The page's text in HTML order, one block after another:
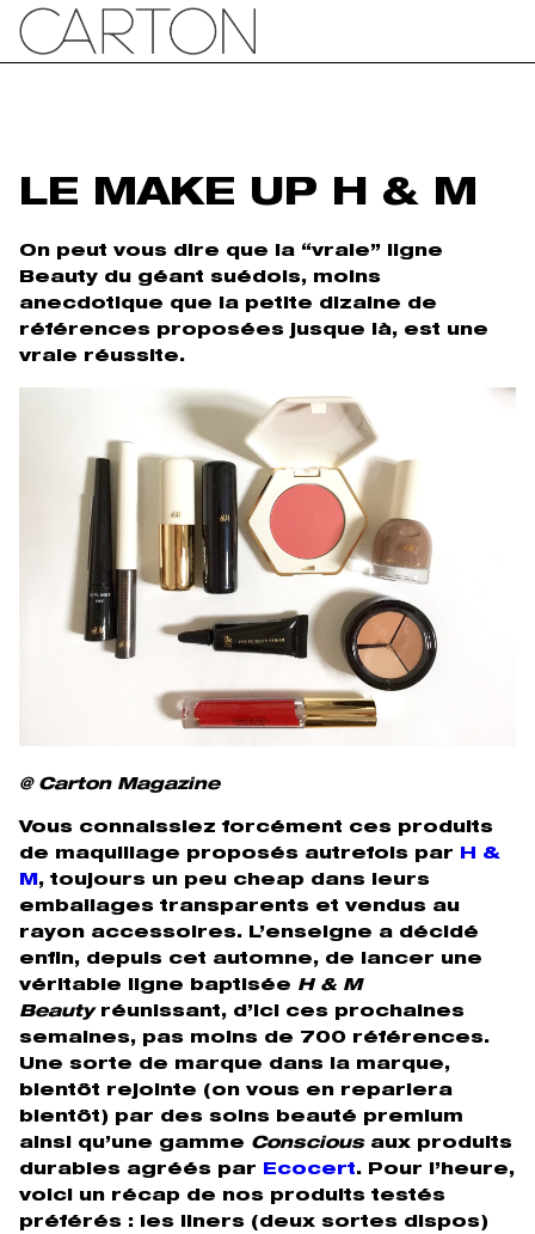
LE MAKE UP H & M
On peut vous dire que la “vraie” ligne
Beauty du géant suédois, moins
anecdotique que la petite dizaine de
références proposées jusque là, est une
vraie réussite.
@ Carton Magazine
Vous connaissiez forcément ces produits
de maquillage proposés autrefois par H &
M, toujours un peu cheap dans leurs
emballages transparents et vendus au
rayon accessoires. L’enseigne a décidé
enfin, depuis cet automne, de lancer une
véritable ligne baptisée H & M
Beautyréunissant, d’ici ces prochaines
semaines, pas moins de 700 références.
Une sorte de marque dans la marque,
bientôt rejointe (on vous en reparlera
bientôt) par des soins beauté premium
ainsi qu’une gamme Consciousaux produits
durables agréés par Ecocert. Pour l’heure,
voici un récap de nos produits testés
préférés : les liners (deux sortes dispos)